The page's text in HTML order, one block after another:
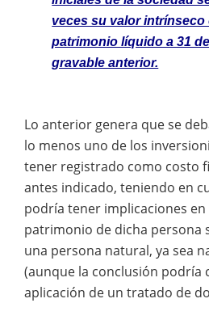
veces su valor intrínseco
patrimonio líquido a 31
gravable anterior.
Lo anterior genera que se
lo menos uno de los
tener registrado como costo
antes indicado, teniendo en
podría tener implicaciones
patrimonio de dicha persona
una persona natural, ya sea
(aunque la conclusión podría
aplicación de un tratado de